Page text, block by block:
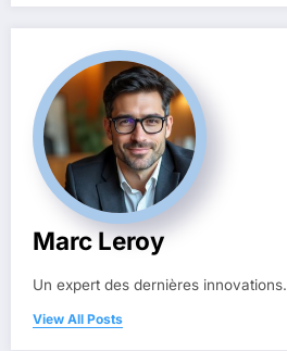
Marc Leroy
Un expert des dernières innovations.
View All Posts